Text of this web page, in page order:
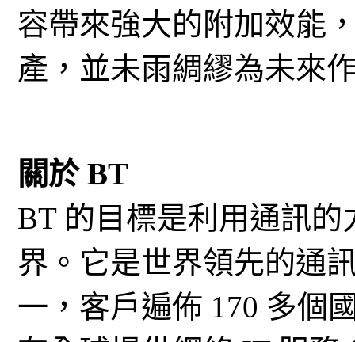
容帶來強大的附加效能
產，並未雨綢繆為未來
關於 BT
BT 的目標是利用通訊
界。它是世界領先的通
一，客戶遍佈 170 多個